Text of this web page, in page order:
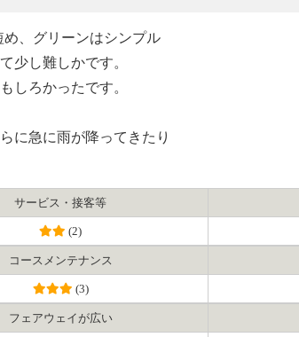
、グリーンはシンプル
少し難しかです。
しろかったです。
に急に雨が降ってきたり
サービス・接客等
(2)
コース メンテナンス
(3)
フェアウェイ が広い